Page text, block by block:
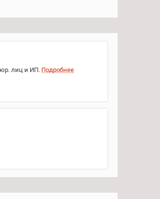
юр. лиц и ИП. Подробнее